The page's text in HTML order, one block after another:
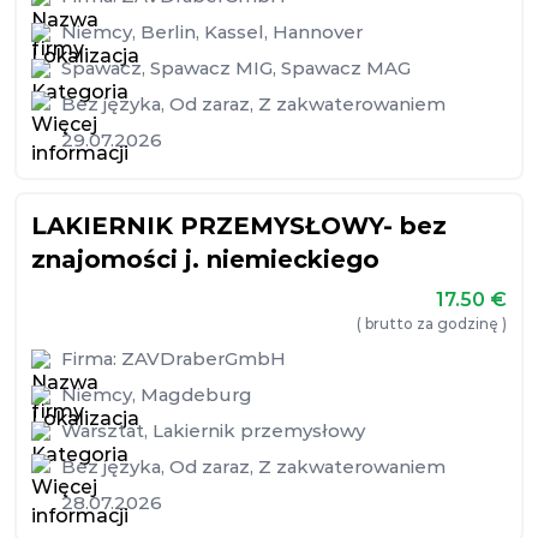
Niemcy, Berlin, Kassel, Hannover
Spawacz, Spawacz MIG, Spawacz MAG
Bez języka, Od zaraz, Z zakwaterowaniem
29.07.2026
LAKIERNIK PRZEMYSŁOWY- bez
znajomości j. niemieckiego
17.50 €
( brutto za godzinę )
Firma: ZAVDraberGmbH
Niemcy, Magdeburg
Warsztat, Lakiernik przemysłowy
Bez języka, Od zaraz, Z zakwaterowaniem
28.07.2026